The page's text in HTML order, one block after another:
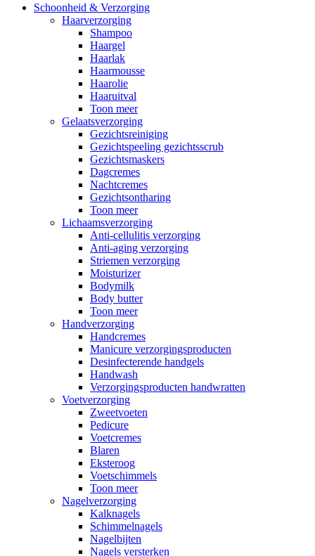
Schoonheid & Verzorging
Haarverzorging
Shampoo
Haargel
Haarlak
Haarmousse
Haarolie
Haaruitval
Toon meer
Gelaatsverzorging
Gezichtsreiniging
Gezichtspeeling gezichtsscrub
Gezichtsmaskers
Dagcremes
Nachtcremes
Gezichtsontharing
Toon meer
Lichaamsverzorging
Anti-cellulitis verzorging
Anti-aging verzorging
Striemen verzorging
Moisturizer
Bodymilk
Body butter
Toon meer
Handverzorging
Handcremes
Manicure verzorgingsproducten
Desinfecterende handgels
Handwash
Verzorgingsproducten handwratten
Voetverzorging
Zweetvoeten
Pedicure
Voetcremes
Blaren
Eksteroog
Voetschimmels
Toon meer
Nagelverzorging
Kalknagels
Schimmelnagels
Nagelbijten
Nagels versterken